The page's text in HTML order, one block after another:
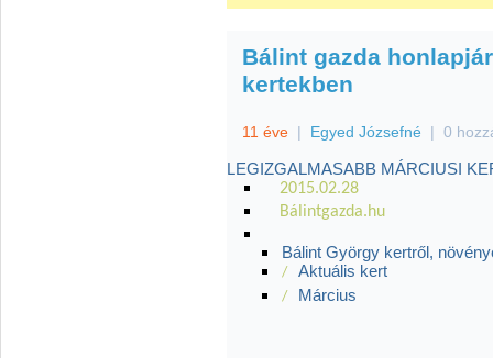
Bálint gazda
kertekben
11 éve | Egyed Józsefné | 0
LEGIZGALMASABB MÁRCIUSI
2015.02.28
Bálintgazda.hu
Bálint György kertről,
/ Aktuális kert
/ Március